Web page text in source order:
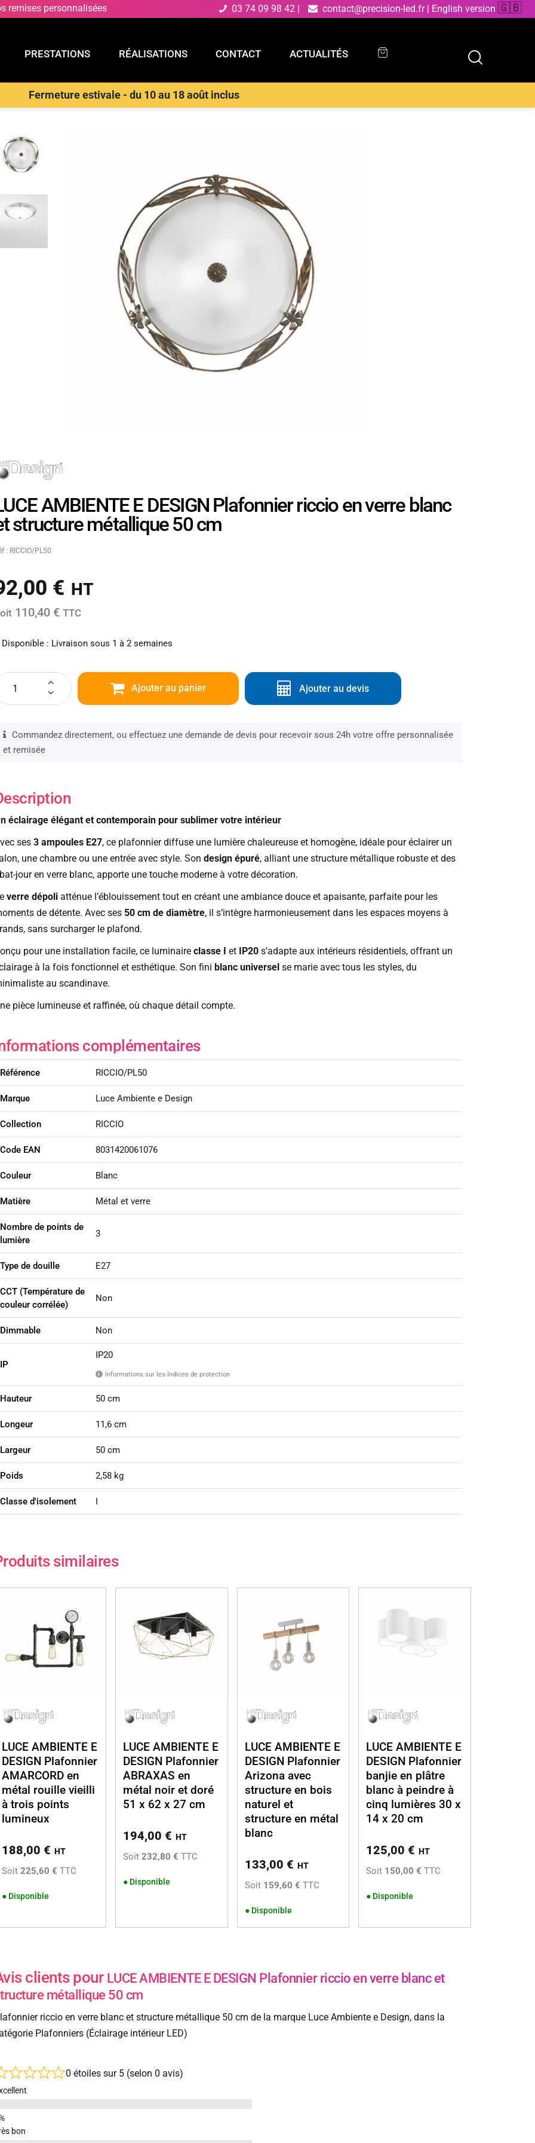
remises personnalisées 03 74 09 98 42 | contact@precision-led.fr | English version 🇬🇧
PRESTATIONS RÉALISATIONS CONTACT ACTUALITÉS
Fermeture estivale - du 10 au 18 août inclus
PRESTATIONS RÉALISATIONS CONTACT
Plafonnier>LUCE AMBIENTE E DESIGN Plafonnier riccio en verre blanc et structure métallique 50 cm
AMBIENTE E DESIGN Plafonnier riccio en verre blanc
structure métallique 50 cm
: RICCIO/PL50
€ HT
110,40 € TTC
: Livraison sous 1 à 2 semaines
Ajouter au panier Ajouter au devis
Commandez directement, ou effectuez une demande de devis pour recevoir sous 24h votre offre personnalisée
et remisée
éclairage élégant et contemporain pour sublimer votre intérieur
ses 3 ampoules E27, ce plafonnier diffuse une lumière chaleureuse et homogène, idéale pour éclairer un
une chambre ou une entrée avec style. Son design épuré, alliant une structure métallique robuste et des
jour en verre blanc, apporte une touche moderne à votre décoration.
verre dépoliatténue l’éblouissement tout en créant une ambiance douce et apaisante, parfaite pour les
de détente. Avec ses 50 cm de diamètre, il s’intègre harmonieusement dans les espaces moyens à
sans surcharger le plafond.
pour une installation facile, ce luminaire classe I et IP20s’adapte aux intérieurs résidentiels, offrant un
à la fois fonctionnel et esthétique. Son fini blanc universelse marie avec tous les styles, du
au scandinave.
pièce lumineuse et raffinée, où chaque détail compte.
complémentaires
Référence RICCIO/PL50
Marque Luce Ambiente e Design
Collection RICCIO
Code EAN 8031420061076
Couleur Blanc
Matière Métal et verre
Nombre de points de
lumière
3
Type de douille E27
CCT (Température de
couleur corrélée)
Non
Dimmable Non
IP
IP20
i Informations sur les Indices de protection
Hauteur 50 cm
Longeur 11,6 cm
Largeur 50 cm
Poids 2,58 kg
Classe d'isolement I
similaires
LUCE AMBIENTE E
DESIGN Plafonnier
AMARCORD en
métal rouille vieilli
à trois points
lumineux
188,00 € HT
Soit 225,60 € TTC
● Disponible
LUCE AMBIENTE E
DESIGN Plafonnier
ABRAXAS en
métal noir et doré
51 x 62 x 27 cm
194,00€ HT
Soit232,80 € TTC
● Disponible
LUCE AMBIENTE E
DESIGN Plafonnier
Arizona avec
structure en bois
naturel et
structure en métal
blanc
133,00 € HT
Soit 159,60 € TTC
● Disponible
LUCE AMBIENTE E
DESIGN Plafonnier
banjie en plâtre
blanc à peindre à
cinq lumières 30 x
14 x 20 cm
125,00€ HT
Soit 150,00 € TTC
● Disponible
clients pour LUCE AMBIENTE E DESIGN Plafonnier riccio en verre blanc et
métallique 50 cm
riccio en verre blanc et structure métallique 50 cm de la marque Luce Ambiente e Design, dans la
Plafonniers (Éclairage intérieur LED)
0 étoiles sur 5 (selon 0 avis)
bon